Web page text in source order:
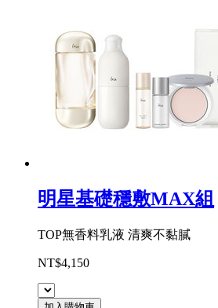
明星基礎穩敷MAX組
TOP無香料乳液 清爽不黏膩
NT$4,150